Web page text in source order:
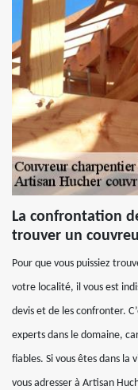
La confrontation
trouver un
Pour que vous puissiez
votre localité, il vous est
devis et de les confronter.
experts dans le domaine,
fiables. Si vous êtes dans la
vous adresser à Artisan